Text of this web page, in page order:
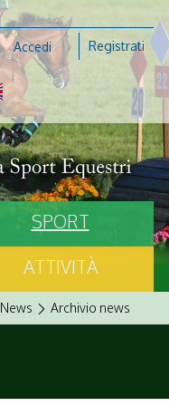
Accedi Registrati
SPORT
ATTIVITÀ
News Archivio news